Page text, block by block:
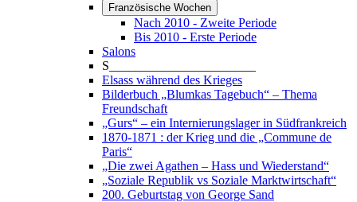
Französische Wochen
Nach 2010 - Zweite Periode
Bis 2010 - Erste Periode
Salons
S_______________________
Elsass während des Krieges
Bilderbuch „Blumkas Tagebuch“ – Thema
Freundschaft
„Gurs“ – ein Internierungslager in Südfrankreich
1870-1871 : der Krieg und die „Commune de
Paris“
„Die zwei Agathen – Hass und Wiederstand“
„Soziale Republik vs Soziale Marktwirtschaft“
200. Geburtstag von George Sand